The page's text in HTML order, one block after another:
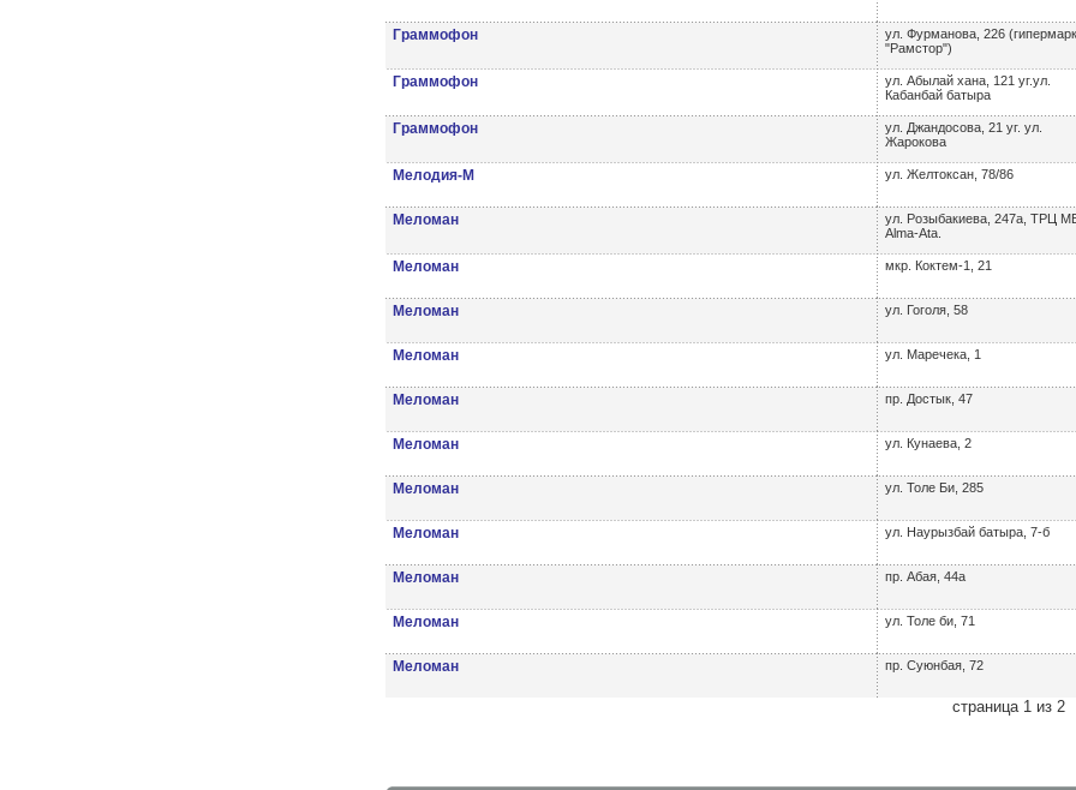
Граммофон
ул. Фурманова, 226
"Рамстор")
Граммофон
ул. Абылай хана, 121 уг.ул.
Кабанбай батыра
Граммофон
ул. Джандосова, 21 уг. ул.
Жарокова
Мелодия-М ул. Желтоксан, 78/86
Меломан
ул. Розыбакиева, 247а, ТРЦ
Alma-Ata.
Меломан мкр. Коктем-1, 21
Меломан ул. Гоголя, 58
Меломан ул. Маречека, 1
Меломан пр. Достык, 47
Меломан ул. Кунаева, 2
Меломан ул. Толе Би, 285
Меломан ул. Наурызбай батыра, 7-б
Меломан пр. Абая, 44а
Меломан ул. Толе би, 71
Меломан пр. Суюнбая, 72
страница 1 из 2